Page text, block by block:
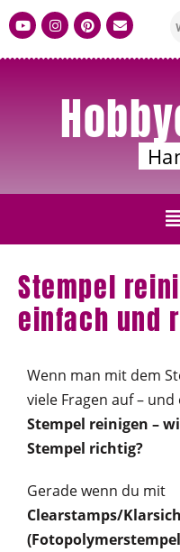
Stempel
einfach und
Wenn man mit dem
viele Fragen auf –
Stempel reinigen –
Stempel richtig?
Gerade wenn du mit
Clearstamps/